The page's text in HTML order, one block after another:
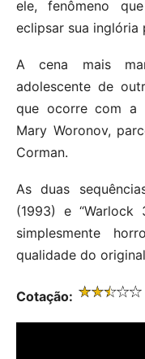
ele, fenômeno
eclipsar sua inglória
A cena mais
adolescente de
que ocorre com a
Mary Woronov,
Corman.
As duas
(1993) e “Warlock
simplesmente
qualidade do
Cotação: